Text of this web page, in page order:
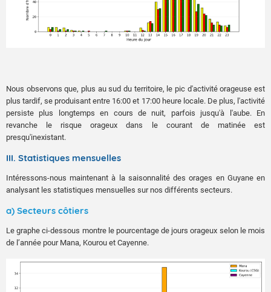
Nous observons que, plus au sud du territoire, le pic d'activité orageuse est
plus tardif, se produisant entre 16:00 et 17:00 heure locale. De plus, l'activité
persiste plus longtemps en cours de nuit, parfois jusqu'à l'aube. En
revanche le risque orageux dans le courant de matinée est
presqu'inexistant.
III. Statistiques mensuelles
Intéressons-nous maintenant à la saisonnalité des orages en Guyane en
analysant les statistiques mensuelles sur nos différents secteurs.
a) Secteurs côtiers
Le graphe ci-dessous montre le pourcentage de jours orageux selon le mois
de l’année pour Mana, Kourou et Cayenne.